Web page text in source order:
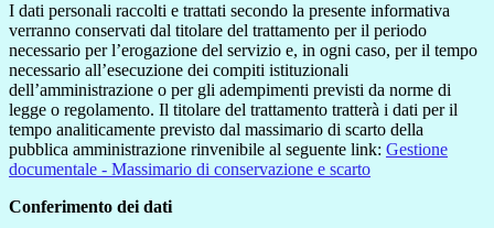
I dati personali raccolti e trattati secondo la presente informativa
verranno conservati dal titolare del trattamento per il periodo
necessario per l’erogazione del servizio e, in ogni caso, per il tempo
necessario all’esecuzione dei compiti istituzionali
dell’amministrazione o per gli adempimenti previsti da norme di
legge o regolamento. Il titolare del trattamento tratterà i dati per il
tempo analiticamente previsto dal massimario di scarto della
pubblica amministrazione rinvenibile al seguente link: Gestione
documentale - Massimario di conservazione e scarto
Conferimento dei dati